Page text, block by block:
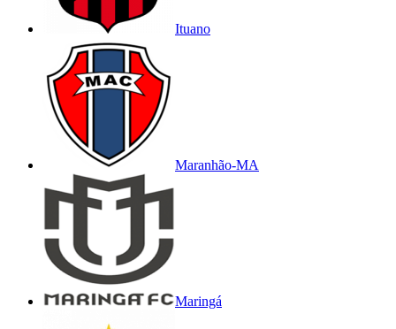
Ituano
Maranhão-MA
Maringá